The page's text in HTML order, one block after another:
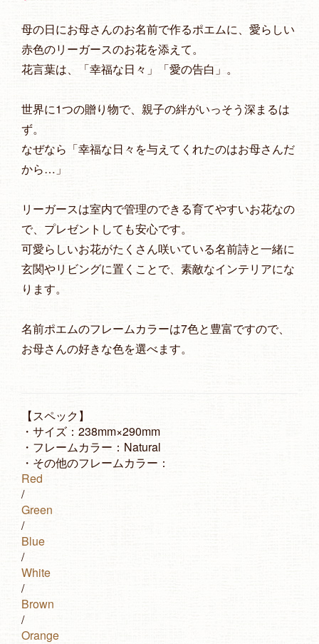
母の日にお母さんのお名前で作るポエムに、愛らしい
赤色のリーガースのお花を添えて。
花言葉は、「幸福な日々」「愛の告白」。
世界に1つの贈り物で、親子の絆がいっそう深まるは
ず。
なぜなら「幸福な日々を与えてくれたのはお母さんだ
から…」
リーガースは室内で管理のできる育てやすいお花なの
で、プレゼントしても安心です。
可愛らしいお花がたくさん咲いている名前詩と一緒に
玄関やリビングに置くことで、素敵なインテリアにな
ります。
名前ポエムのフレームカラーは7色と豊富ですので、
お母さんの好きな色を選べます。
【スペック】
・サイズ：238mm×290mm
・フレームカラー：Natural
・その他のフレームカラー：
Red
/
Green
/
Blue
/
White
/
Brown
/
Orange